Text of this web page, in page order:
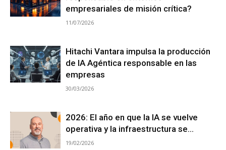
empresariales de misión crítica?
11/07/2026
Hitachi Vantara impulsa la producción
de IA Agéntica responsable en las
empresas
30/03/2026
2026: El año en que la IA se vuelve
operativa y la infraestructura se...
19/02/2026